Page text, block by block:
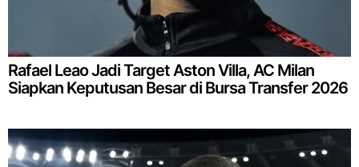
Rafael Leao Jadi Target Aston Villa, AC Milan
Siapkan Keputusan Besar di Bursa Transfer 2026